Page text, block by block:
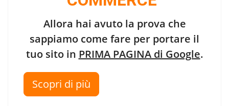
Allora hai avuto la prova che
sappiamo come fare per portare il
tuo sito in PRIMA PAGINA di Google.
Scopri di più